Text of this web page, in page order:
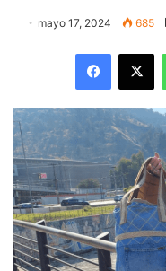
mayo 17, 2024 685
Facebook
X